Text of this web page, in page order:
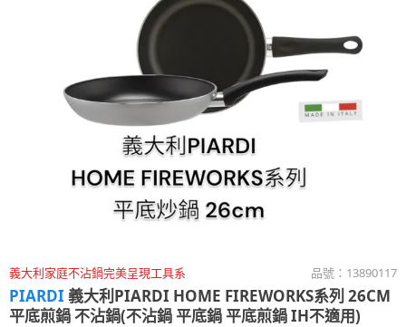
義大利家庭不沾鍋完美呈現工具系 品號： 13890117
PIARDI 義大利PIARDI HOME FIREWORKS系列 26CM
平底煎鍋 不沾鍋(不沾鍋 平底鍋 平底煎鍋 IH不適用)